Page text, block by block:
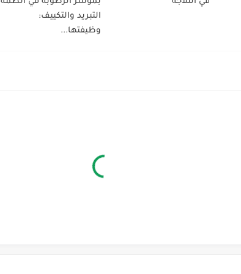
التبريد والتكييف:
وظيفتها...